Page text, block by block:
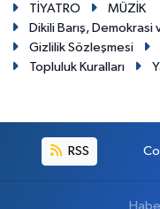
TİYATRO
MÜZİK
Dikili Barış,
Gizlilik Sözleşmesi
Topluluk Kuralları
RSS